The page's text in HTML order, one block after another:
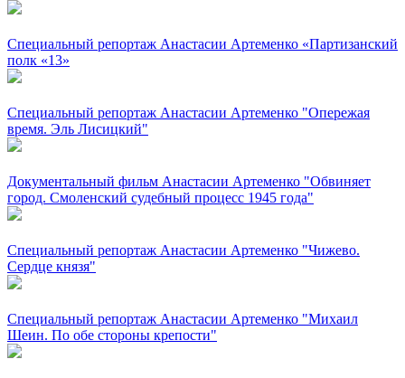
Специальный репортаж Анастасии Артеменко «Партизанский
полк «13»
Специальный репортаж Анастасии Артеменко "Опережая
время. Эль Лисицкий"
Документальный фильм Анастасии Артеменко "Обвиняет
город. Смоленский судебный процесс 1945 года"
Специальный репортаж Анастасии Артеменко "Чижево.
Сердце князя"
Специальный репортаж Анастасии Артеменко "Михаил
Шеин. По обе стороны крепости"